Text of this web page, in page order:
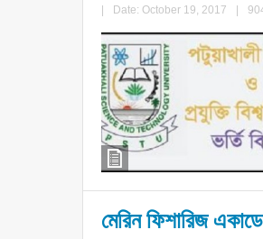
Date: October 19, 2017
মেরিন ফিশারিজ